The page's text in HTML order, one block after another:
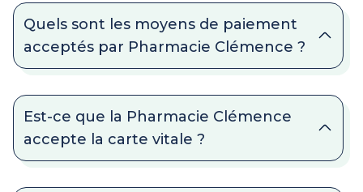
Quels sont les moyens de paiement
acceptés par Pharmacie Clémence ?
Est-ce que la Pharmacie Clémence
accepte la carte vitale ?